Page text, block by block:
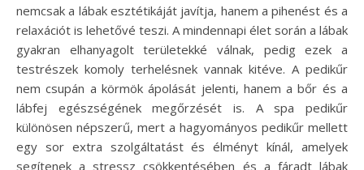
nemcsak a lábak esztétikáját javítja, hanem a pihenést és a
relaxációt is lehetővé teszi. A mindennapi élet során a lábak
gyakran elhanyagolt területekké válnak, pedig ezek a
testrészek komoly terhelésnek vannak kitéve. A pedikűr
nem csupán a körmök ápolását jelenti, hanem a bőr és a
lábfej egészségének megőrzését is. A spa pedikűr
különösen népszerű, mert a hagyományos pedikűr mellett
egy sor extra szolgáltatást és élményt kínál, amelyek
segítenek a stressz csökkentésében és a fáradt lábak